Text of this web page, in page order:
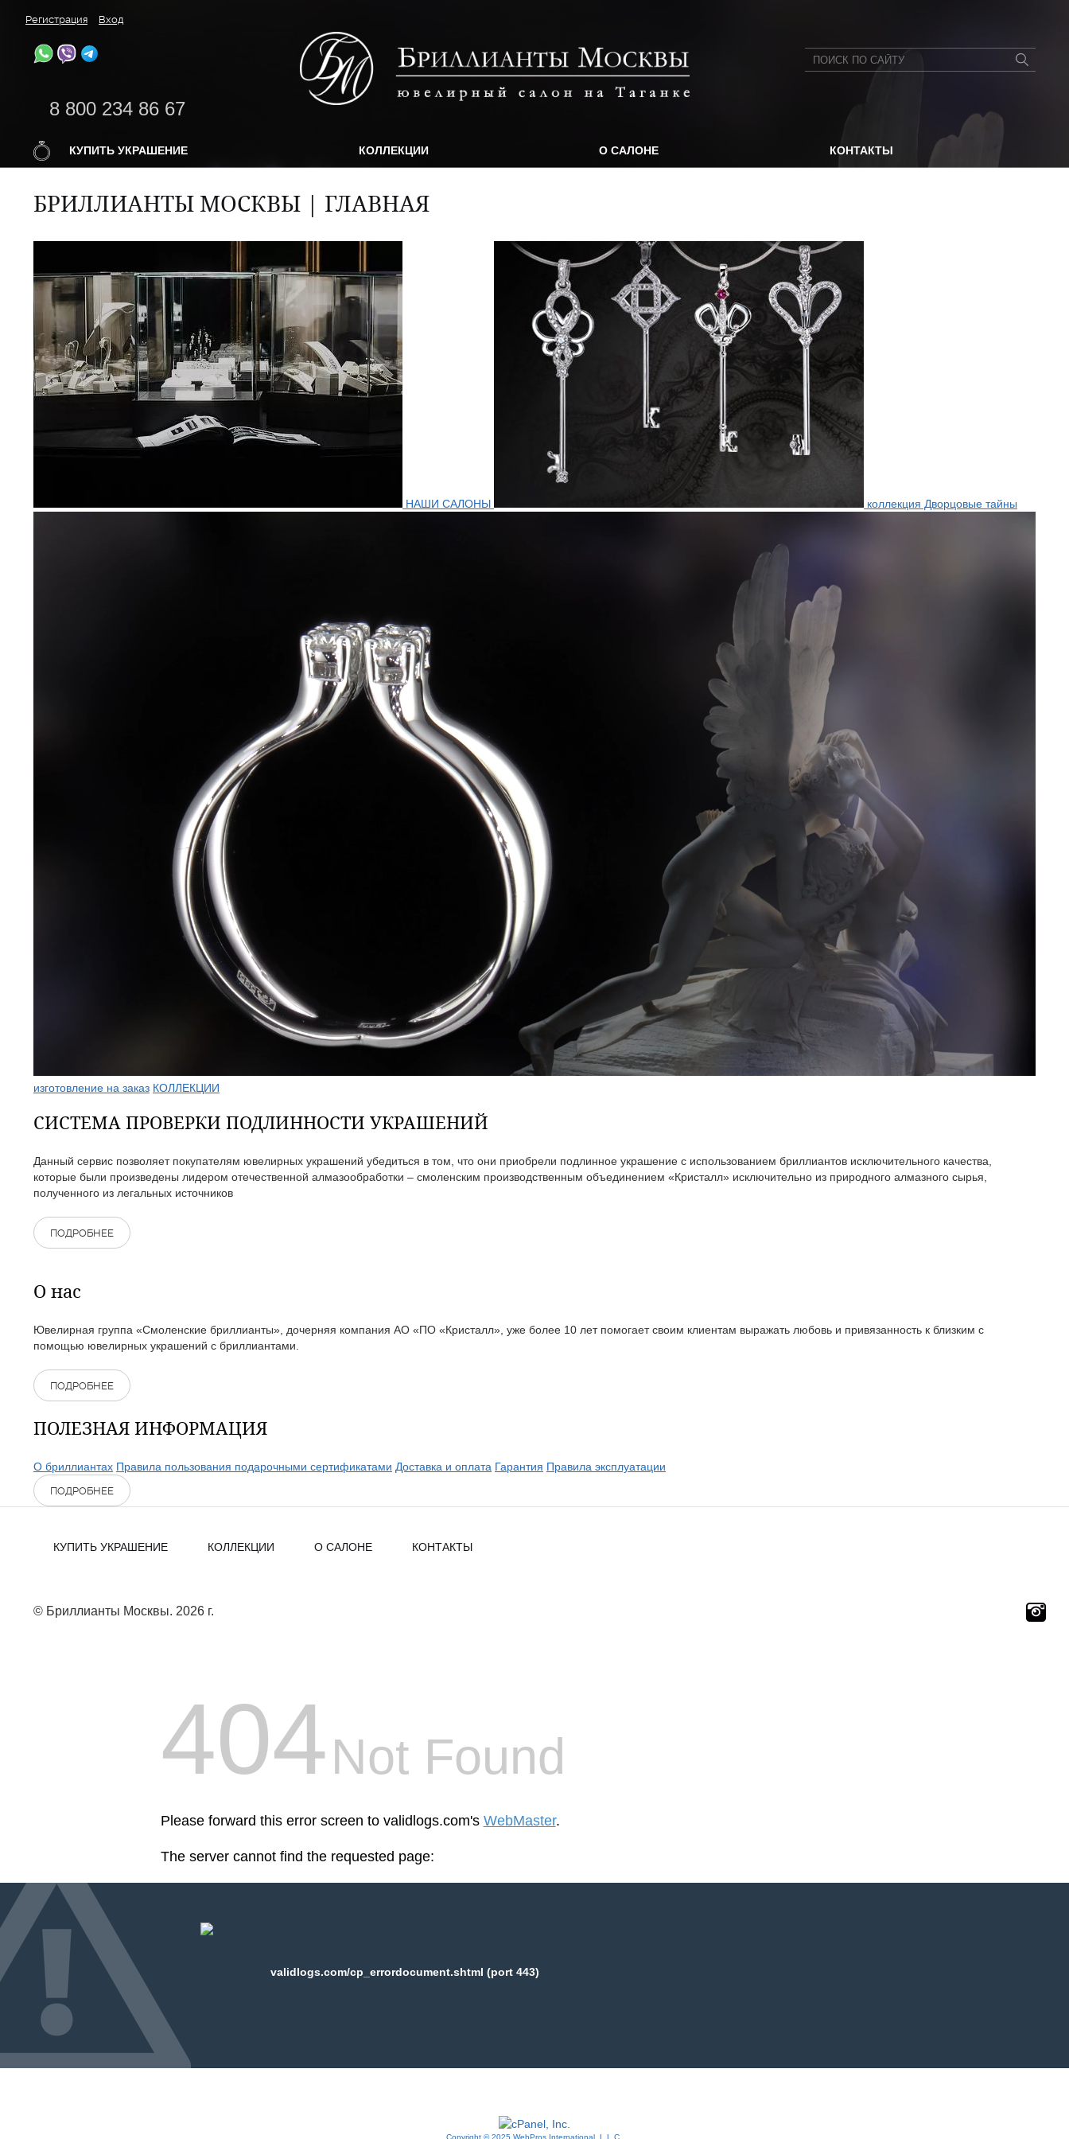
Регистрация Вход
8 800 234 86 67
КУПИТЬ УКРАШЕНИЕ КОЛЛЕКЦИИ О САЛОНЕ КОНТАКТЫ
БРИЛЛИАНТЫ МОСКВЫ | ГЛАВНАЯ
НАШИ САЛОНЫ коллекция Дворцовые тайны
изготовление на заказ КОЛЛЕКЦИИ
СИСТЕМА ПРОВЕРКИ ПОДЛИННОСТИ УКРАШЕНИЙ
Данный сервис позволяет покупателям ювелирных украшений убедиться в том, что они приобрели подлинное украшение с использованием бриллиантов исключительного качества,
которые были произведены лидером отечественной алмазообработки – смоленским производственным объединением «Кристалл» исключительно из природного алмазного сырья,
полученного из легальных источников
ПОДРОБНЕЕ
О нас
Ювелирная группа «Смоленские бриллианты», дочерняя компания АО «ПО «Кристалл», уже более 10 лет помогает своим клиентам выражать любовь и привязанность к близким с
помощью ювелирных украшений с бриллиантами.
ПОДРОБНЕЕ
ПОЛЕЗНАЯ ИНФОРМАЦИЯ
О бриллиантах Правила пользования подарочными сертификатами Доставка и оплата Гарантия Правила эксплуатации
ПОДРОБНЕЕ
КУПИТЬ УКРАШЕНИЕ КОЛЛЕКЦИИ О САЛОНЕ КОНТАКТЫ
© Бриллианты Москвы. 2026 г.
404Not Found
Please forward this error screen to validlogs.com's WebMaster.
The server cannot find the requested page:
validlogs.com/cp_errordocument.shtml (port 443)
Copyright © 2025 WebPros International, L.L.C.